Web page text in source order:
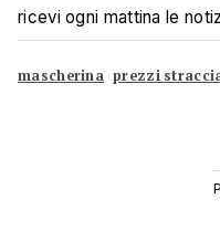
ricevi ogni mattina le
mascherina prezzi